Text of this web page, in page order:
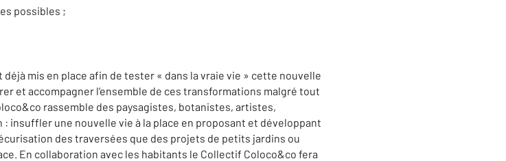
possibles ;
mis en place afin de tester « dans la vraie vie » cette nouvelle
et accompagner l’ensemble de ces transformations malgré tout
rassemble des paysagistes, botanistes, artistes,
insuffler une nouvelle vie à la place en proposant et développant
des traversées que des projets de petits jardins ou
En collaboration avec les habitants le Collectif Coloco&co fera